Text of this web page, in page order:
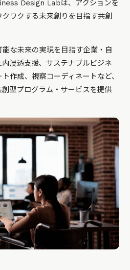
Design Labは、アクションを
ワクする未来創りを目指す共創
な未来の実現を目指す企業・自
浸透支援、サステナブルビジネ
作成、視察コーディネートなど、
型プログラム・サービスを提供